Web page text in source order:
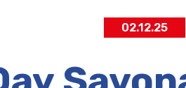
02.12.25